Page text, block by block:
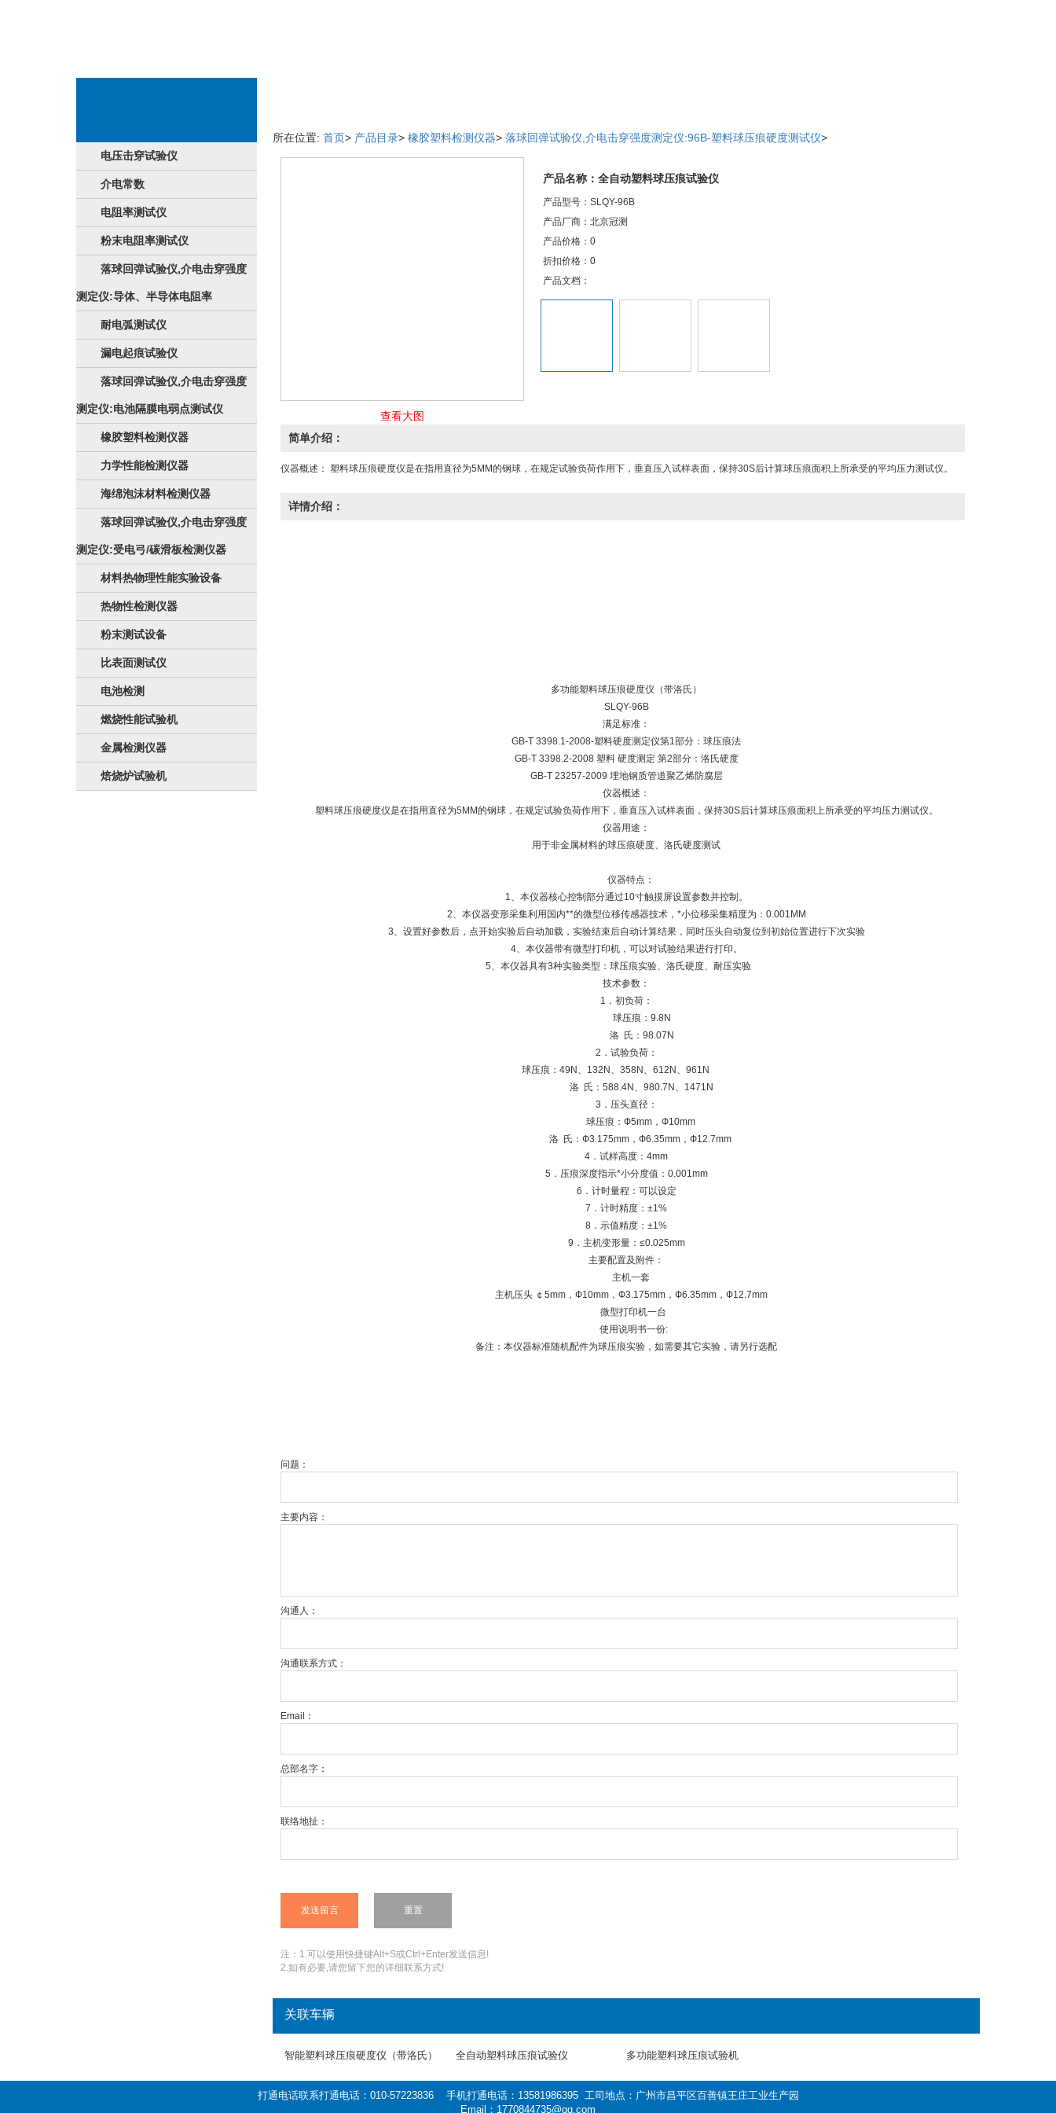
电压击穿试验仪
介电常数
电阻率测试仪
粉末电阻率测试仪
落球回弹试验仪,介电击穿强度
测定仪:导体、半导体电阻率
耐电弧测试仪
漏电起痕试验仪
落球回弹试验仪,介电击穿强度
测定仪:电池隔膜电弱点测试仪
橡胶塑料检测仪器
力学性能检测仪器
海绵泡沫材料检测仪器
落球回弹试验仪,介电击穿强度
测定仪:受电弓/碳滑板检测仪器
材料热物理性能实验设备
热物性检测仪器
粉末测试设备
比表面测试仪
电池检测
燃烧性能试验机
金属检测仪器
焙烧炉试验机
所在位置: 首页> 产品目录> 橡胶塑料检测仪器> 落球回弹试验仪,介电击穿强度测定仪:96B-塑料球压痕硬度测试仪>
查看大图
产品名称：全自动塑料球压痕试验仪
产品型号：SLQY-96B
产品厂商：北京冠测
产品价格：0
折扣价格：0
产品文档：
简单介绍：
仪器概述： 塑料球压痕硬度仪是在指用直径为5MM的钢球，在规定试验负荷作用下，垂直压入试样表面，保持30S后计算球压痕面积上所承受的平均压力测试仪。
详情介绍：
多功能塑料球压痕硬度仪（带洛氏）
SLQY-96B
满足标准：
GB-T 3398.1-2008-塑料硬度测定仪第1部分：球压痕法
GB-T 3398.2-2008 塑料 硬度测定 第2部分：洛氏硬度
GB-T 23257-2009 埋地钢质管道聚乙烯防腐层
仪器概述：
塑料球压痕硬度仪是在指用直径为5MM的钢球，在规定试验负荷作用下，垂直压入试样表面，保持30S后计算球压痕面积上所承受的平均压力测试仪。
仪器用途：
用于非金属材料的球压痕硬度、洛氏硬度测试
仪器特点：
1、本仪器核心控制部分通过10寸触摸屏设置参数并控制。
2、本仪器变形采集利用国内**的微型位移传感器技术，*小位移采集精度为：0.001MM
3、设置好参数后，点开始实验后自动加载，实验结束后自动计算结果，同时压头自动复位到初始位置进行下次实验
4、本仪器带有微型打印机，可以对试验结果进行打印。
5、本仪器具有3种实验类型：球压痕实验、洛氏硬度、耐压实验
技术参数：
1．初负荷：
球压痕：9.8N
洛 氏：98.07N
2．试验负荷：
球压痕：49N、132N、358N、612N、961N
洛 氏：588.4N、980.7N、1471N
3．压头直径：
球压痕：Ф5mm，Ф10mm
洛 氏：Ф3.175mm，Ф6.35mm，Ф12.7mm
4．试样高度：4mm
5．压痕深度指示*小分度值：0.001mm
6．计时量程：可以设定
7．计时精度：±1%
8．示值精度：±1%
9．主机变形量：≤0.025mm
主要配置及附件：
主机一套
主机压头 ￠5mm，Ф10mm，Ф3.175mm，Ф6.35mm，Ф12.7mm
微型打印机一台
使用说明书一份:
备注：本仪器标准随机配件为球压痕实验，如需要其它实验，请另行选配
问题：
主要内容：
沟通人：
沟通联系方式：
Email：
总部名字：
联络地扯：
注：1.可以使用快捷键Alt+S或Ctrl+Enter发送信息!
2.如有必要,请您留下您的详细联系方式!
关联车辆
智能塑料球压痕硬度仪（带洛氏） 全自动塑料球压痕试验仪 多功能塑料球压痕试验机
打通电话联系打通电话：010-57223836 手机打通电话：13581986395 工司地点：广州市昌平区百善镇王庄工业生产园
Email：1770844735@qq.com